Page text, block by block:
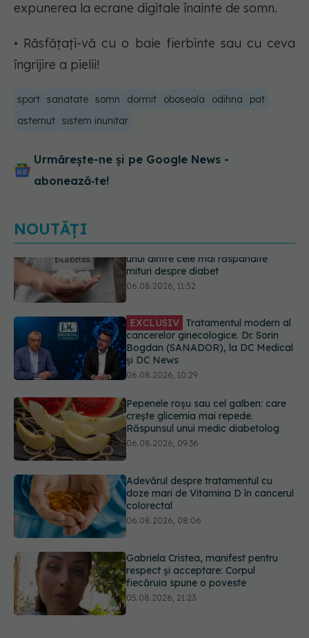
expunerea la ecrane digitale înainte de somn.
• Răsfățați-vă cu o baie fierbinte sau cu ceva
îngrijire a pielii!
sport sanatate somn dormit oboseala odihna
pat
asternut sistem inunitar
Urmărește-ne și pe Google News -
abonează‑te!
NOUTĂȚI
EXCLUSIV Tratamentul modern al
cancerelor ginecologice. Dr. Sorin
și DC News
06.08.2026, 10:29
Pepenele roșu sau cel galben: care
crește glicemia mai repede.
Răspunsul unui medic diabetolog
06.08.2026, 09:36
Adevărul despre tratamentul cu
doze mari de Vitamina D în cancerul
06.08.2026, 08:06
Gabriela Cristea, manifest pentru
respect și acceptare: Corpul
05.08.2026, 21:23
Medicii de la Fundeni demontează
unul dintre cele mai răspândite